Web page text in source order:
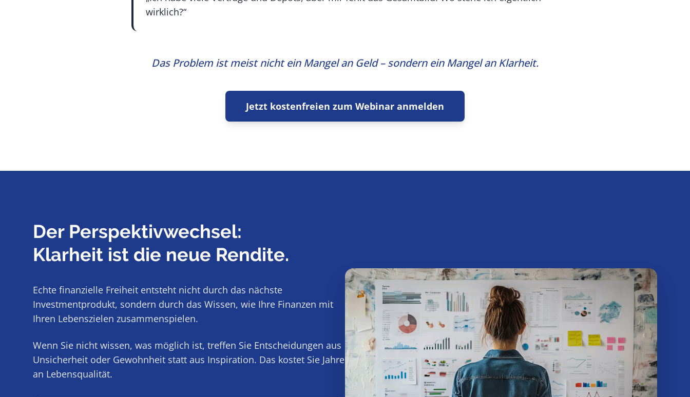
wirklich?“
Das Problem ist meist nicht ein Mangel an Geld – sondern ein Mangel an Klarheit.
Jetzt kostenfreien zum Webinar anmelden
Der Perspektivwechsel:
Klarheit ist die neue Rendite.
Echte finanzielle Freiheit entsteht nicht durch das nächste
Investmentprodukt, sondern durch das Wissen, wie Ihre Finanzen mit
Ihren Lebenszielen zusammenspielen.
Wenn Sie nicht wissen, was möglich ist, treffen Sie Entscheidungen aus
Unsicherheit oder Gewohnheit statt aus Inspiration. Das kostet Sie Jahre
an Lebensqualität.